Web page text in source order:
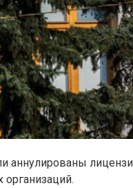
аннулированы